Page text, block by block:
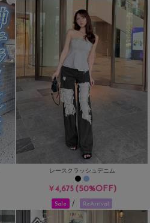
レースクラッシュデニム
￥4,675(50%OFF)
Sale / ReArrival